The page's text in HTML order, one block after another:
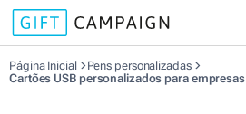
Página Inicial
Pens personalizadas
Cartões USB personalizados para empresas